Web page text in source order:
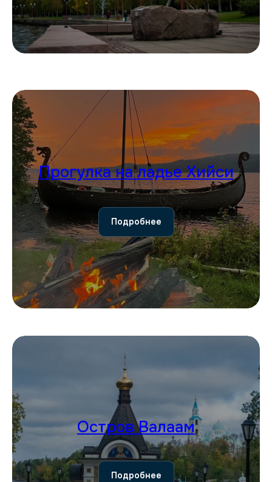
Прогулка на ладье Хийси
Подробнее
Остров Валаам
Подробнее